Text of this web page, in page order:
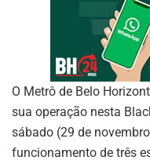
O Metrô de Belo
sua operação nesta
sábado (29 de
funcionamento de três